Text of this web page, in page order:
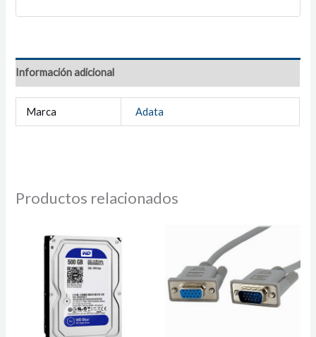
Información adicional
Marca Adata
Productos relacionados